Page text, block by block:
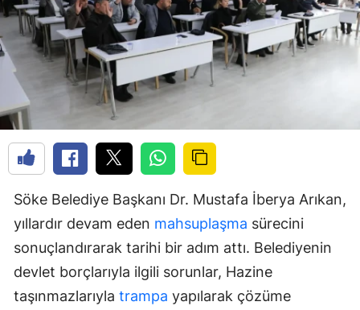
Söke Belediye Başkanı Dr. Mustafa İberya Arıkan,
yıllardır devam eden mahsuplaşma sürecini
sonuçlandırarak tarihi bir adım attı. Belediyenin
devlet borçlarıyla ilgili sorunlar, Hazine
taşınmazlarıyla trampa yapılarak çözüme